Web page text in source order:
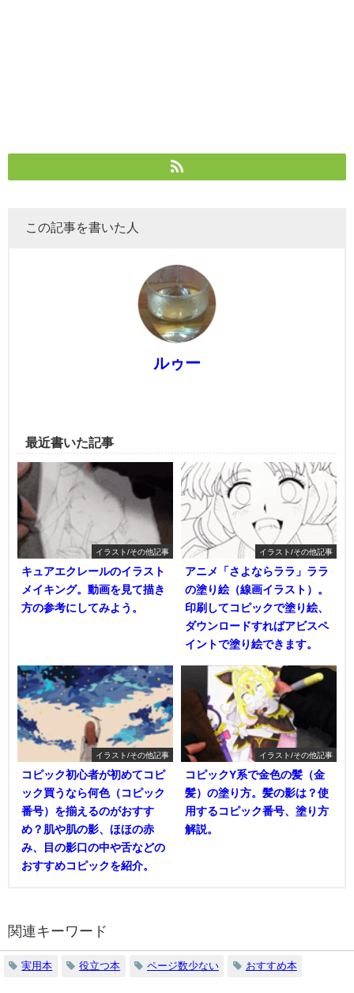
この記事を書いた人
ルゥー
最近書いた記事
イラスト/その他記事
キュアエクレールのイラスト
メイキング。動画を見て描き
方の参考にしてみよう。
イラスト/その他記事
アニメ「さよならララ」ララ
の塗り絵（線画イラスト）。
印刷してコピックで塗り絵、
ダウンロードすればアビスペ
イントで塗り絵できます。
イラスト/その他記事
コピック初心者が初めてコピ
ック買うなら何色（コピック
番号）を揃えるのがおすす
め？肌や肌の影、ほほの赤
み、目の影口の中や舌などの
おすすめコピックを紹介。
イラスト/その他記事
コピックY系で金色の髪（金
髪）の塗り方。髪の影は？使
用するコピック番号、塗り方
解説。
関連キーワード
実用本 役立つ本 ページ数少ない おすすめ本